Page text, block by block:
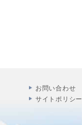
お問い合わせ
サイトポリシー